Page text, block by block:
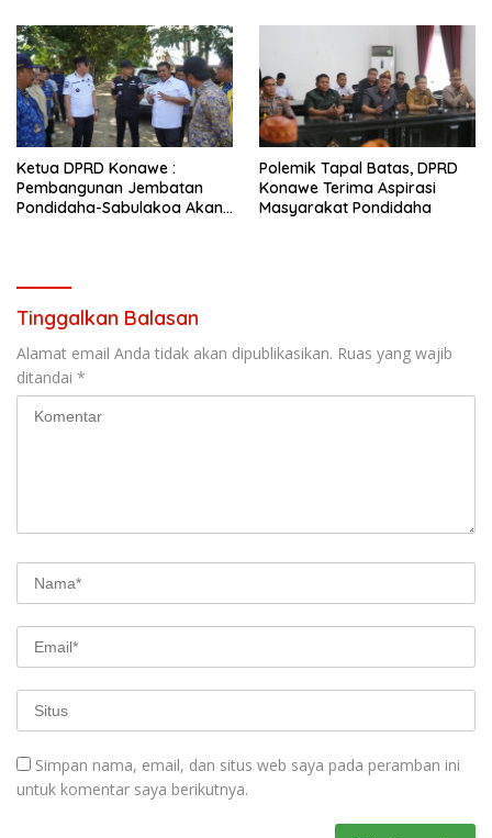
Ketua DPRD Konawe :
Pembangunan Jembatan
Pondidaha-Sabulakoa Akan
Polemik Tapal Batas, DPRD
Konawe Terima Aspirasi
Masyarakat Pondidaha
Tinggalkan Balasan
Alamat email Anda tidak akan dipublikasikan. Ruas yang wajib
ditandai *
Simpan nama, email, dan situs web saya pada peramban ini
untuk komentar saya berikutnya.